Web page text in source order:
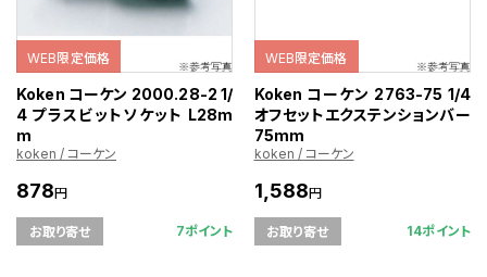
WEB限定価格
Koken コーケン 2000.28-2 1/
4 プラスビットソケット L28m
m
koken / コーケン
878円
お取り寄せ 7ポイント
WEB限定価格
Koken コーケン 2763-75 1/4
オフセットエクステンションバー
75mm
koken / コーケン
1,588円
お取り寄せ 14ポイント